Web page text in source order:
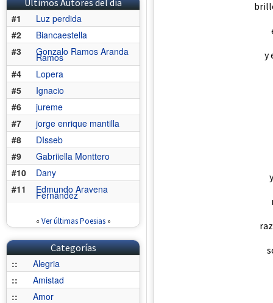
Últimos Autores del día
#1
Luz perdida
#2
Biancaestella
#3
Gonzalo Ramos Aranda
Ramos
#4
Lopera
#5
Ignacio
#6
jureme
#7
jorge enrique mantilla
#8
DIsseb
#9
Gabriiella Monttero
#10
Dany
#11
Edmundo Aravena
Fernández
« Ver últimas Poesias»
Categorías
::
Alegria
::
Amistad
::
Amor
y